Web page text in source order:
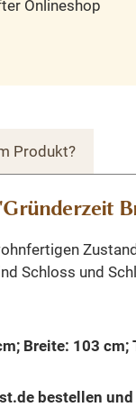
Onlineshop
Produkt?
Schloss und
Breite: 103 cm;
bestellen